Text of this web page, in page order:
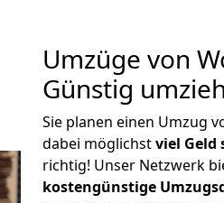
Umzüge von
Günstig
Sie planen einen Umzug
dabei möglichstviel Geld
richtig! Unser Netzwerk
kostengünstige